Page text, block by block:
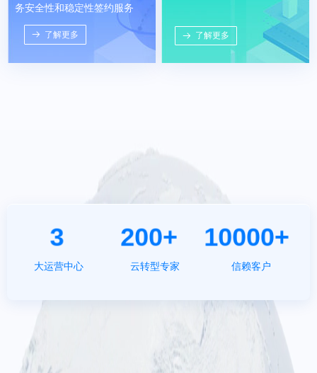
务安全性和稳定性签约服务
뀠 了解更多 뀠 了解更多
大运营中心
3
云转型专家
200+
信赖客户
10000+